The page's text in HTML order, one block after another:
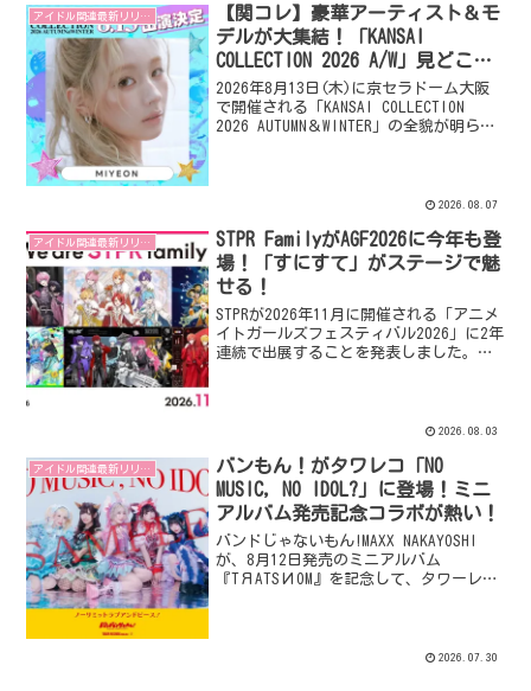
アイドル関連最新リリース
【関コレ】豪華アーティスト＆モ
デルが大集結！「KANSAI
COLLECTION 2026 A/W」見どころ
大公開！
2026年8月13日(木)に京セラドーム大阪
で開催される「KANSAI COLLECTION
2026 AUTUMN＆WINTER」の全貌が明らか
ンステージ、さらにはスペシャルなコラ
容を紹介します。
2026.08.07
アイドル関連最新リリース
STPR FamilyがAGF2026に今年も登
場！「すにすて」がステージで魅
せる！
STPRが2026年11月に開催される「アニメ
イトガールズフェスティバル2026」に2年
連続で出展することを発表しました。今
に登場し、イベントを盛り上げます。
2026.08.03
アイドル関連最新リリース
バンもん！がタワレコ「NO
MUSIC, NO IDOL?」に登場！ミニ
アルバム発売記念コラボが熱い！
バンドじゃないもん!MAXX NAKAYOSHI
が、8月12日発売のミニアルバム
『TЯATSИOM』を記念して、タワーレコ
れ、アルバム購入者には特典としてポス
2026.07.30